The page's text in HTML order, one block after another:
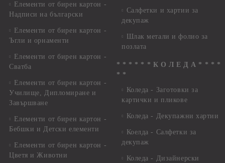
Елементи от бирен картон -
Надписи на български
Елементи от бирен картон -
Ъгли и орнаменти
Елементи от бирен картон -
Сватба
Елементи от бирен картон -
Училище, Дипломиране и
Завършване
Елементи от бирен картон -
Бебшки и Детски елементи
Елементи от бирен картон -
Цветя и Животни
Салфетки и хартии за
декупаж
Шлак метали и фолио за
позлата
* * * * * * К О Л Е Д А * * * *
* *
Коледа - Заготовки за
картички и пликове
Коледа - Декупажни хартии
Коелда - Салфетки за
декупаж
Коледа - Дизайнерски